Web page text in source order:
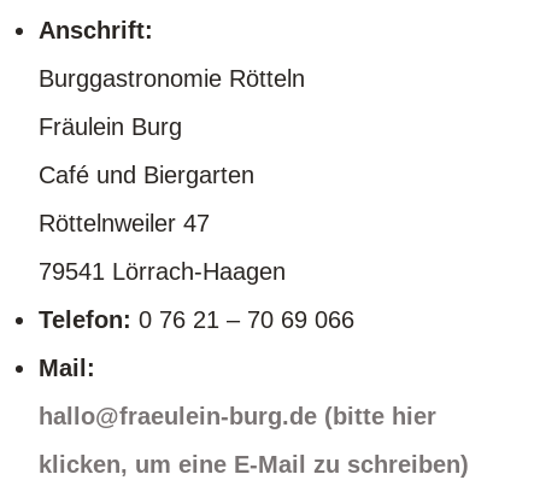
Anschrift:
Burggastronomie Rötteln
Fräulein Burg
Café und Biergarten
Röttelnweiler 47
79541 Lörrach-Haagen
Telefon: 0 76 21 – 70 69 066
Mail:
hallo@fraeulein-burg.de (bitte hier
klicken, um eine E-Mail zu schreiben)